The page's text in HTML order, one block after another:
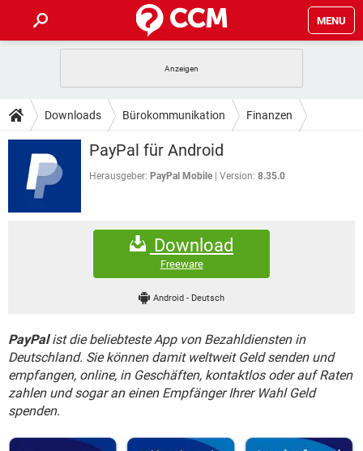
MENU
ANDROID IOS
INSTAGRAM
WHATSAPP TIKTOK
TIPPS & TRICKS
SPIELE STREAMING
ANDROID
WINDOWS 10
HARDWARE
SPIELE STREAMING
INSTAGRAM
TIKTOK
FORUM
IOS
INSTAGRAM
TIKTOK
STREAMING
WHATSAPP TIKTOK
FACEBOOK HARDWARE
Downloads Bürokommunikation Finanzen
PayPal für Android
Herausgeber: PayPal Mobile Version: 8.35.0
Download
Freeware
Android - Deutsch
PayPalist die beliebteste App von Bezahldiensten in
Deutschland. Sie können damit weltweit Geld senden und
empfangen, online, in Geschäften, kontaktlos oder auf Raten
zahlen und sogar an einen Empfänger Ihrer Wahl Geld
spenden.